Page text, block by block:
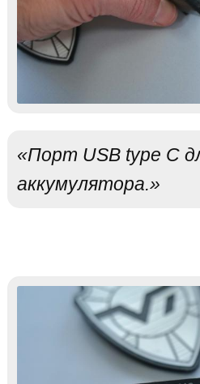
«Порт USB type C
аккумулятора.»